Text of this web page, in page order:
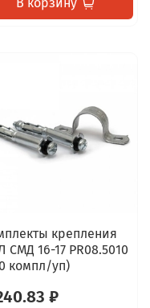
крепления
СМД 16-17 PR08.5010
компл/уп)
₽